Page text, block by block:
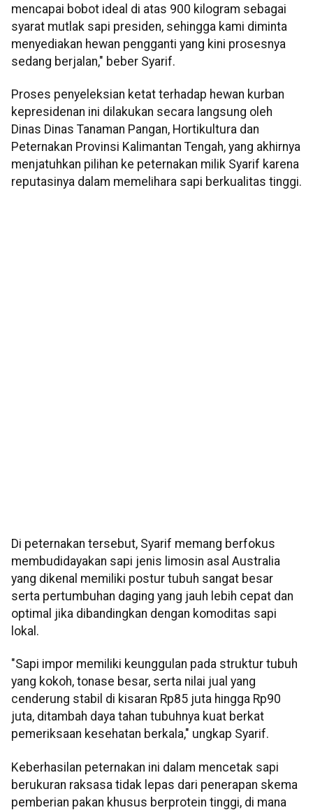
mencapai bobot ideal di atas 900 kilogram sebagai
syarat mutlak sapi presiden, sehingga kami diminta
menyediakan hewan pengganti yang kini prosesnya
sedang berjalan," beber Syarif.
Proses penyeleksian ketat terhadap hewan kurban
kepresidenan ini dilakukan secara langsung oleh
Dinas Dinas Tanaman Pangan, Hortikultura dan
Peternakan Provinsi Kalimantan Tengah, yang akhirnya
menjatuhkan pilihan ke peternakan milik Syarif karena
reputasinya dalam memelihara sapi berkualitas tinggi.
Di peternakan tersebut, Syarif memang berfokus
membudidayakan sapi jenis limosin asal Australia
yang dikenal memiliki postur tubuh sangat besar
serta pertumbuhan daging yang jauh lebih cepat dan
optimal jika dibandingkan dengan komoditas sapi
lokal.
"Sapi impor memiliki keunggulan pada struktur tubuh
yang kokoh, tonase besar, serta nilai jual yang
cenderung stabil di kisaran Rp85 juta hingga Rp90
juta, ditambah daya tahan tubuhnya kuat berkat
pemeriksaan kesehatan berkala," ungkap Syarif.
Keberhasilan peternakan ini dalam mencetak sapi
berukuran raksasa tidak lepas dari penerapan skema
pemberian pakan khusus berprotein tinggi, di mana